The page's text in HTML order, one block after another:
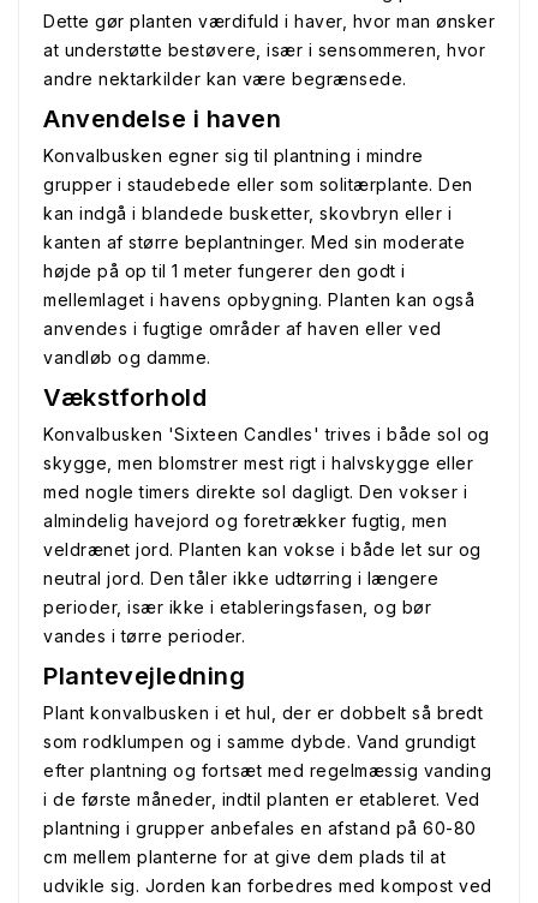
Dette gør planten værdifuld i haver, hvor man ønsker
at understøtte bestøvere, især i sensommeren, hvor
andre nektarkilder kan være begrænsede.
Anvendelse i haven
Konvalbusken egner sig til plantning i mindre
grupper i staudebede eller som solitærplante. Den
kan indgå i blandede busketter, skovbryn eller i
kanten af større beplantninger. Med sin moderate
højde på op til 1 meter fungerer den godt i
mellemlaget i havens opbygning. Planten kan også
anvendes i fugtige områder af haven eller ved
vandløb og damme.
Vækstforhold
Konvalbusken 'Sixteen Candles' trives i både sol og
skygge, men blomstrer mest rigt i halvskygge eller
med nogle timers direkte sol dagligt. Den vokser i
almindelig havejord og foretrækker fugtig, men
veldrænet jord. Planten kan vokse i både let sur og
neutral jord. Den tåler ikke udtørring i længere
perioder, især ikke i etableringsfasen, og bør
vandes i tørre perioder.
Plantevejledning
Plant konvalbusken i et hul, der er dobbelt så bredt
som rodklumpen og i samme dybde. Vand grundigt
efter plantning og fortsæt med regelmæssig vanding
i de første måneder, indtil planten er etableret. Ved
plantning i grupper anbefales en afstand på 60-80
cm mellem planterne for at give dem plads til at
udvikle sig. Jorden kan forbedres med kompost ved